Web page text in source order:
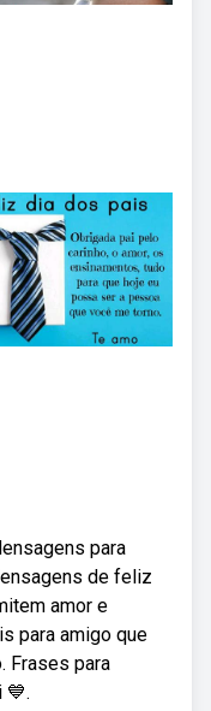
para
de feliz
amor e
para amigo que
Frases para
💙.